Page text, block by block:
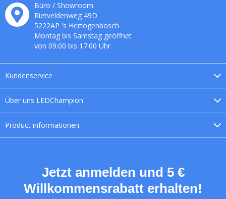
Über uns LEDChampion
Product informationen
Kundenservice
Büro / Showroom
Rietveldenweg 49D
5222AP 's Hertogenbosch
Montag bis Samstag geöffnet
von 09:00 bis 17:00 Uhr
Jetzt anmelden und 5 €
Willkommensrabatt erhalten!